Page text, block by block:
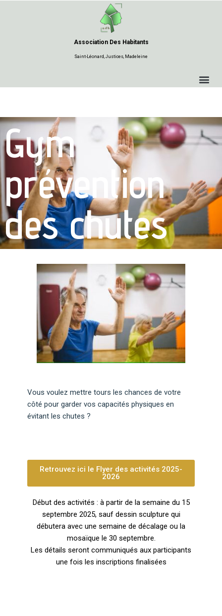
Association Des Habitants
Saint-Léonard, Justices, Madeleine
Gym
prévention
des chutes
Vous voulez mettre tours les chances de votre
côté pour garder vos capacités physiques en
évitant les chutes ?
Retrouvez ici le Flyer des activités 2025-
2026
Début des activités : à partir de la semaine du 15
septembre 2025, sauf dessin sculpture qui
débutera avec une semaine de décalage ou la
mosaïque le 30 septembre.
Les détails seront communiqués aux participants
une fois les inscriptions finalisées